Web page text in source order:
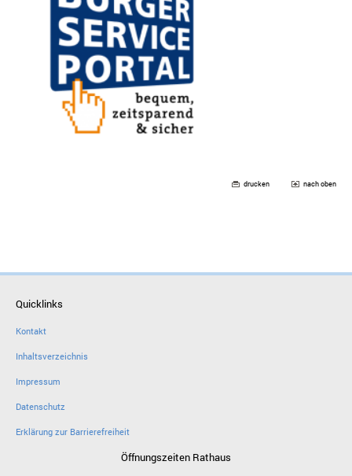
drucken nach oben
Quicklinks
Kontakt
Inhaltsverzeichnis
Impressum
Datenschutz
Erklärung zur Barrierefreiheit
Öffnungszeiten Rathaus